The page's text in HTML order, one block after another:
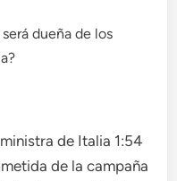
de Italia 1:54
de la campaña